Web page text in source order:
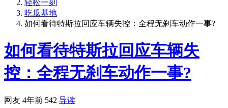
轻松一刻
吃瓜基地
如何看待特斯拉回应车辆失控：全程无刹车动作一事?
如何看待特斯拉回应车辆失
控：全程无刹车动作一事?
网友 4年前 542 导读